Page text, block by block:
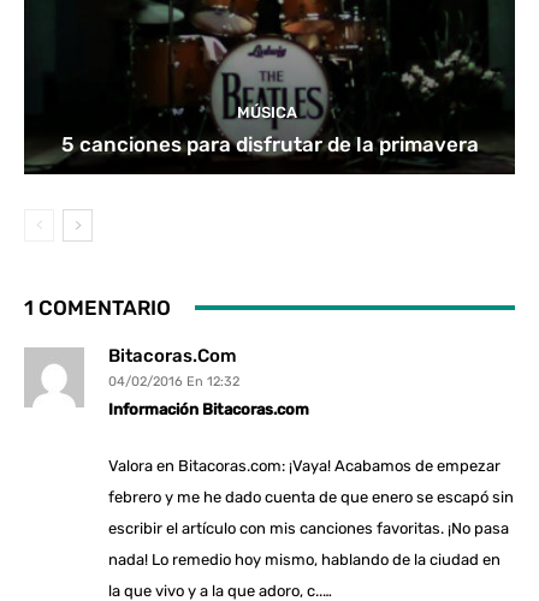
MÚSICA
5 canciones para disfrutar de la primavera
1 COMENTARIO
Bitacoras.com
04/02/2016 En 12:32
Información Bitacoras.com
Valora en Bitacoras.com: ¡Vaya! Acabamos de empezar
febrero y me he dado cuenta de que enero se escapó sin
escribir el artículo con mis canciones favoritas. ¡No pasa
nada! Lo remedio hoy mismo, hablando de la ciudad en
la que vivo y a la que adoro, c..…